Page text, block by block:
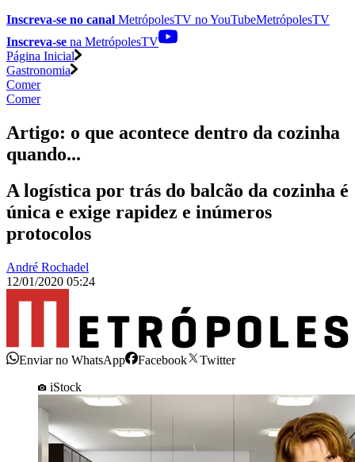
Inscreva-se no canal MetrópolesTV noYouTubeMetrópolesTV
Inscreva-se na MetrópolesTV
Página Inicial
Gastronomia
Comer
Comer
Artigo: o que acontece dentro da cozinha
quando...
A logística por trás do balcão da cozinha é
única e exige rapidez e inúmeros
protocolos
André Rochadel
12/01/2020 05:24
Enviar no WhatsApp Facebook
Twitter
iStock